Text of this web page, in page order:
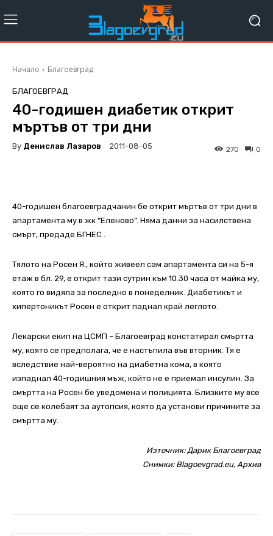
Начало Благоевград
БЛАГОЕВГРАД
40-годишен диабетик открит
мъртъв от три дни
By Денислав Лазаров 2011-08-05 0
270
40-годишен благоевградчанин бе открит мъртъв от три дни в
апартамента му в жк “Еленово”. Няма данни за насилствена
смърт, предаде БГНЕС .
Тялото на Росен Я., който живеел сам апартамента си на 5-я
етаж в бл. 29, е открит тази сутрин към 10.30 часа от майка му,
която го видяла за последно в понеделник. Диабетикът и
хипертоникът Росен е открит паднал край леглото.
Лекарски екип на ЦСМП – Благоевград констатирал смъртта
му, която се предполага, че е настъпила във вторник. Тя е
вследствие най-вероятно на диабетна кома, в която
изпаднал 40-годишния мъж, който не е приемал инсулин. За
смъртта на Росен бе уведомена и полицията. Близките му все
още се колебаят за аутопсия, която да установи причините за
смъртта му.
Източник:Дарик Благоевград
Снимки: Blagoevgrad.eu, Архив